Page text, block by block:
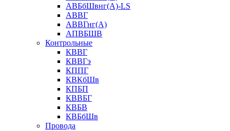
АВБбШвнг(А)-LS
АВВГ
АВВГнг(А)
АПВБШВ
Контрольные
КВВГ
КВВГэ
КППГ
КВКбШв
КПБП
КВВБГ
КВБВ
КВБбШв
Провода